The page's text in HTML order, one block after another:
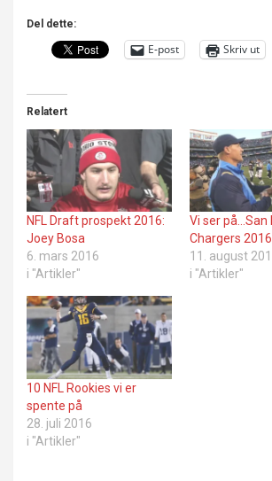
Del dette:
E-post Skriv ut
Relatert
NFL Draft prospekt 2016:
Joey Bosa
6. mars 2016
i "Artikler"
Vi ser på…San
Chargers
11. august
i "Artikler"
10 NFL Rookies vi er
spente på
28. juli 2016
i "Artikler"